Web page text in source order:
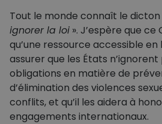
Tout le monde connaît le
ignorer la loi ». J’espère que ce
qu’une ressource accessible
assurer que les États n’ignorent
obligations en matière de
d’élimination des violences
conflits, et qu’il les aidera à
engagements internationaux.